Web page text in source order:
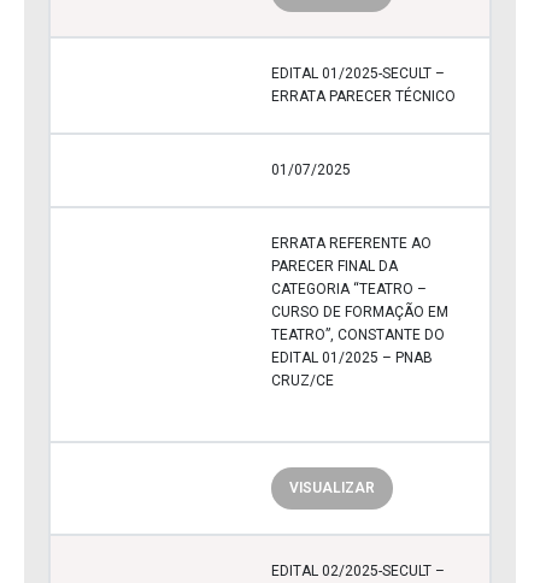
EDITAL 01/2025-SECULT –
ERRATA PARECER TÉCNICO
01/07/2025
ERRATA REFERENTE AO
PARECER FINAL DA
CATEGORIA “TEATRO –
CURSO DE FORMAÇÃO EM
TEATRO”, CONSTANTE DO
EDITAL 01/2025 – PNAB
CRUZ/CE
VISUALIZAR
EDITAL 02/2025-SECULT –